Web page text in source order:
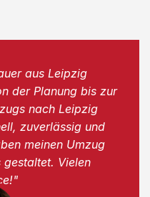
aus Leipzig
der Planung bis zur
nach Leipzig
zuverlässig und
meinen Umzug
Vielen